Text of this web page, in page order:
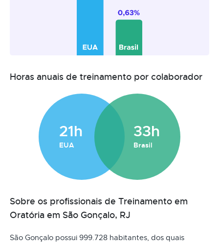
Horas anuais de treinamento por colaborador
21h
EUA
33h
Brasil
Sobre os profissionais de Treinamento em
Oratória em São Gonçalo, RJ
São Gonçalo possui 999.728 habitantes, dos quais